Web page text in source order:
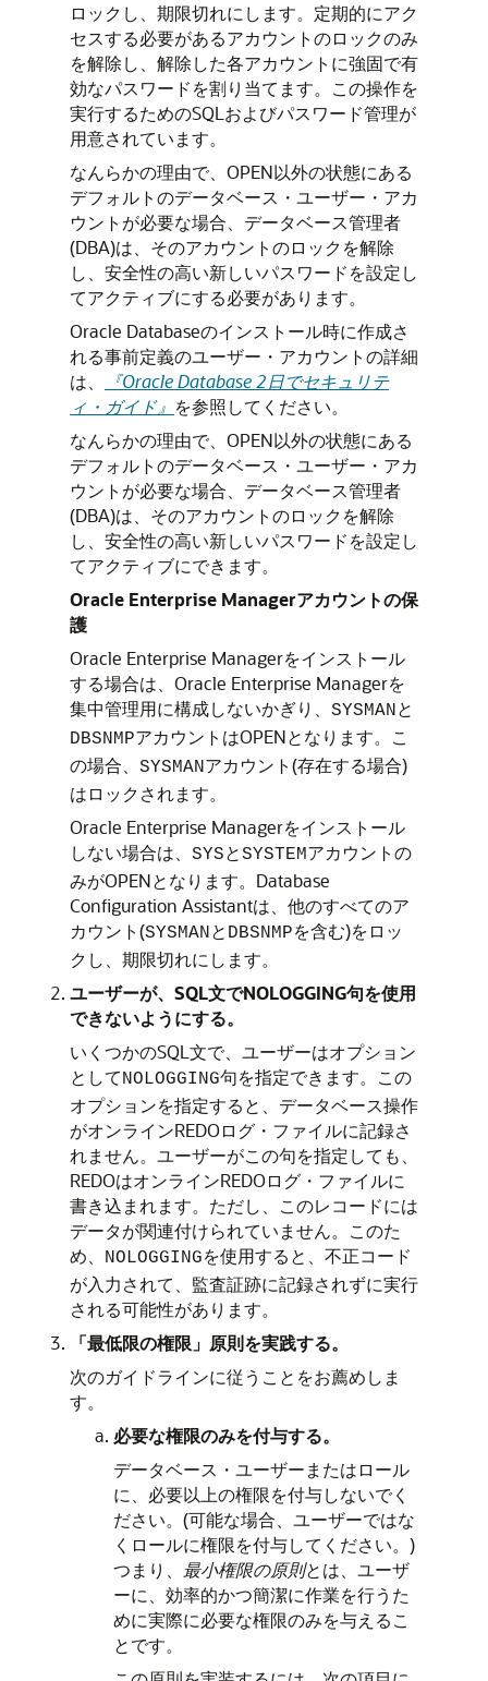
ロックし、期限切れにします。定期的にアク
セスする必要があるアカウントのロックのみ
を解除し、解除した各アカウントに強固で有
効なパスワードを割り当てます。この操作を
実行するためのSQLおよびパスワード管理が
用意されています。
なんらかの理由で、OPEN以外の状態にある
デフォルトのデータベース・ユーザー・アカ
ウントが必要な場合、データベース管理者
(DBA)は、そのアカウントのロックを解除
し、安全性の高い新しいパスワードを設定し
てアクティブにする必要があります。
Oracle Databaseのインストール時に作成さ
れる事前定義のユーザー・アカウントの詳細
は、
『Oracle Database 2日でセキュリテ
ィ・ガイド』 を参照してください。
なんらかの理由で、OPEN以外の状態にある
デフォルトのデータベース・ユーザー・アカ
ウントが必要な場合、データベース管理者
(DBA)は、そのアカウントのロックを解除
し、安全性の高い新しいパスワードを設定し
てアクティブにできます。
Oracle Enterprise Managerアカウントの保
護
Oracle Enterprise Managerをインストール
する場合は、Oracle Enterprise Managerを
集中管理用に構成しないかぎり、 SYSMANと
DBSNMPアカウントはOPENとなります。こ
の場合、 SYSMANアカウント(存在する場合)
はロックされます。
Oracle Enterprise Managerをインストール
しない場合は、 SYSとSYSTEMアカウントの
みがOPENとなります。Database
Configuration Assistantは、他のすべてのア
カウント(SYSMANと DBSNMPを含む)をロッ
クし、期限切れにします。
ユーザーが、SQL文でNOLOGGING句を使用
できないようにする。
いくつかのSQL文で、ユーザーはオプション
としてNOLOGGING句を指定できます。この
オプションを指定すると、データベース操作
がオンラインREDOログ・ファイルに記録さ
れません。ユーザーがこの句を指定しても、
REDOはオンラインREDOログ・ファイルに
書き込まれます。ただし、このレコードには
データが関連付けられていません。このた
め、
NOLOGGINGを使用すると、不正コード
が入力されて、監査証跡に記録されずに実行
される可能性があります。
「最低限の権限」原則を実践する。
次のガイドラインに従うことをお薦めしま
す。
必要な権限のみを付与する。
データベース・ユーザーまたはロール
に、必要以上の権限を付与しないでく
ださい。(可能な場合、ユーザーではな
くロールに権限を付与してください。)
つまり、 最小権限の原則とは、ユーザ
ーに、効率的かつ簡潔に作業を行うた
めに実際に必要な権限のみを与えるこ
とです。